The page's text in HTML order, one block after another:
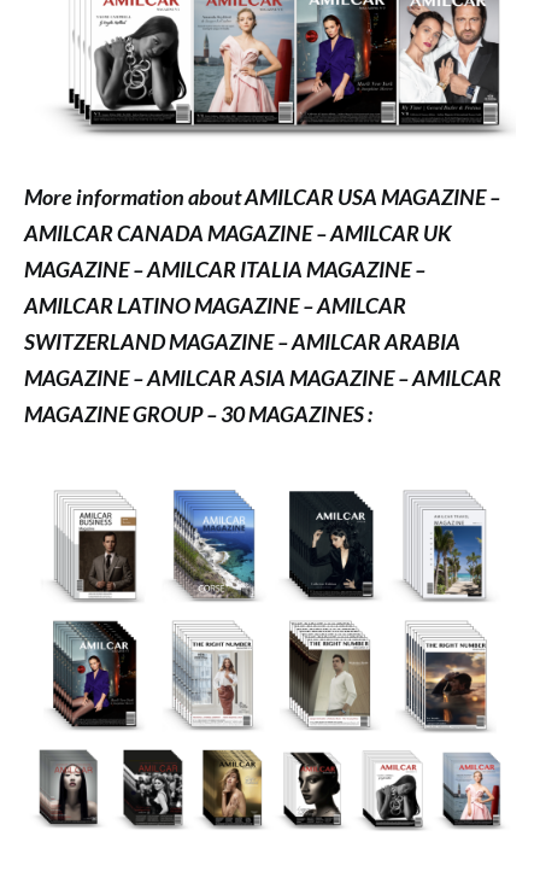
More information about AMILCAR USA MAGAZINE –
AMILCAR CANADA MAGAZINE – AMILCAR UK
MAGAZINE – AMILCAR ITALIA MAGAZINE –
AMILCAR LATINO MAGAZINE – AMILCAR
SWITZERLAND MAGAZINE – AMILCAR ARABIA
MAGAZINE – AMILCAR ASIA MAGAZINE – AMILCAR
MAGAZINE GROUP – 30 MAGAZINES :